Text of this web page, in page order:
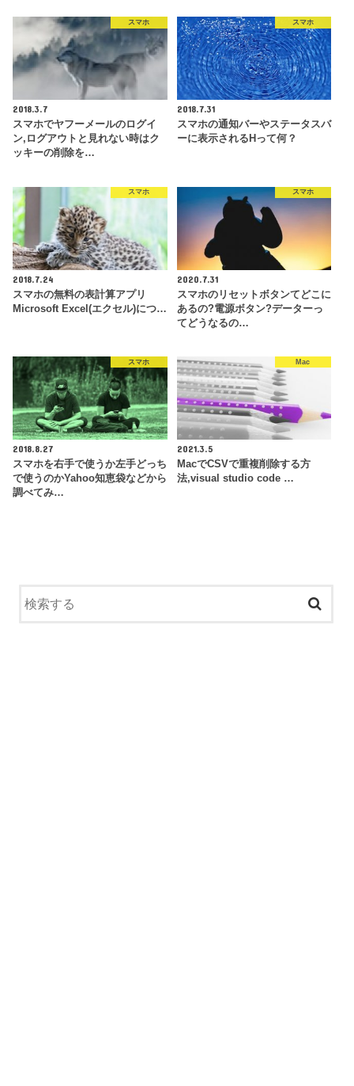
スマホ
2018.3.7
スマホでヤフーメールのログイ
ン,ログアウトと見れない時はク
ッキーの削除を…
スマホ
2018.7.31
スマホの通知バーやステータスバ
ーに表示されるHって何？
スマホ
2018.7.24
スマホの無料の表計算アプリ
Microsoft Excel(エクセル)につ…
スマホ
2020.7.31
スマホのリセットボタンてどこに
あるの?電源ボタン?データーっ
てどうなるの…
スマホ
2018.8.27
スマホを右手で使うか左手どっち
で使うのかYahoo知恵袋などから
調べてみ…
Mac
2021.3.5
MacでCSVで重複削除する方
法,visual studio code …